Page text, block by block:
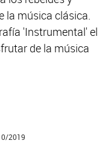
la música clásica.
'Instrumental' el
de la música
2019